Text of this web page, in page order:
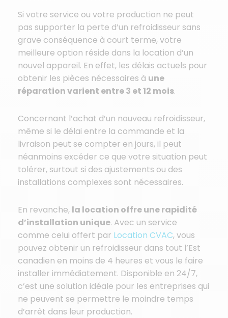
Si votre service ou votre production ne peut
pas supporter la perte d’un refroidisseur sans
grave conséquence à court terme, votre
meilleure option réside dans la location d’un
nouvel appareil. En effet, les délais actuels pour
obtenir les pièces nécessaires à une
réparation varient entre 3 et 12 mois.
Concernant l’achat d’un nouveau refroidisseur,
même si le délai entre la commande et la
livraison peut se compter en jours, il peut
néanmoins excéder ce que votre situation peut
tolérer, surtout si des ajustements ou des
installations complexes sont nécessaires.
En revanche, la location offre une rapidité
d’installation unique. Avec un service
comme celui offert par Location CVAC, vous
pouvez obtenir un refroidisseur dans tout l’Est
canadien en moins de 4 heures et vous le faire
installer immédiatement. Disponible en 24/7,
c’est une solution idéale pour les entreprises qui
ne peuvent se permettre le moindre temps
d’arrêt dans leur production.